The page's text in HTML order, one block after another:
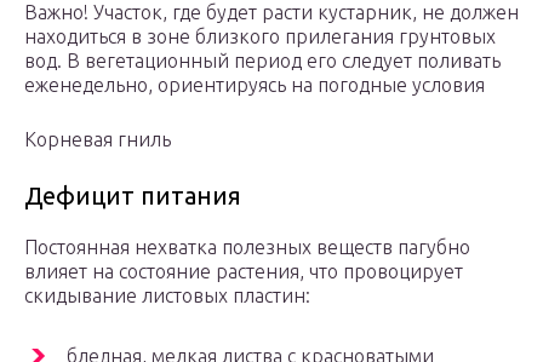
Важно! Участок, где будет расти кустарник, не должен
находиться в зоне близкого прилегания грунтовых
вод. В вегетационный период его следует поливать
еженедельно, ориентируясь на погодные условия
Корневая гниль
Дефицит питания
Постоянная нехватка полезных веществ пагубно
влияет на состояние растения, что провоцирует
скидывание листовых пластин:
бледная, мелкая листва с красноватыми